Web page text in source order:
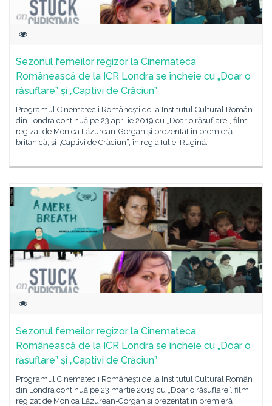
Sezonul femeilor regizor la Cinemateca
Românească de la ICR Londra se încheie cu „Doar o
răsuflare” și „Captivi de Crăciun”
Programul Cinematecii Românești de la Institutul Cultural Român
din Londra continuă pe 23 aprilie 2019 cu „Doar o răsuflare”, film
regizat de Monica Lăzurean-Gorgan și prezentat în premieră
britanică, și „Captivi de Crăciun”, în regia Iuliei Rugină.
Sezonul femeilor regizor la Cinemateca
Românească de la ICR Londra se încheie cu „Doar o
răsuflare” și „Captivi de Crăciun”
Programul Cinematecii Românești de la Institutul Cultural Român
din Londra continuă pe 23 martie 2019 cu „Doar o răsuflare”, film
regizat de Monica Lăzurean-Gorgan și prezentat în premieră